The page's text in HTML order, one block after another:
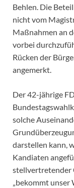
Behlen. Die
nicht vom
Maßnahmen an
vorbei
Rücken der
angemerkt.
Der 42-jährige
solche
darstellen kann,
Kandiaten
stellvertretender
„bekommt unser